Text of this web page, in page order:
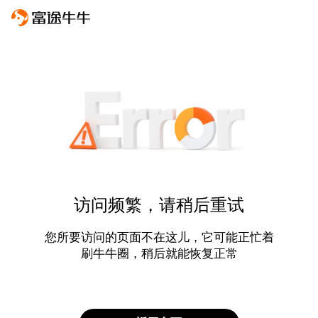
访问频繁，请稍后重试
您所要访问的页面不在这儿，它可能正忙着
刷牛牛圈，稍后就能恢复正常